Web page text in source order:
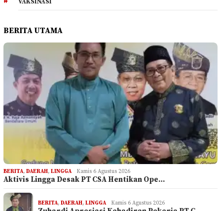
BERITA UTAMA
BERITA, DAERAH, LINGGA Kamis 6 Agustus 2026
Aktivis Lingga Desak PT CSA Hentikan Ope…
BERITA, DAERAH, LINGGA Kamis 6 Agustus 2026